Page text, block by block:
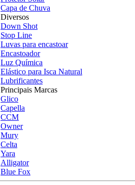
Capa de Chuva
Diversos
Down Shot
Stop Line
Luvas para encastoar
Encastoador
Luz Química
Elástico para Isca Natural
Lubrificantes
Principais Marcas
Glico
Capella
CCM
Owner
Mury
Celta
Yara
Alligator
Blue Fox